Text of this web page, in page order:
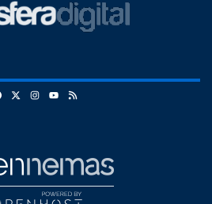
FacebookInstagram